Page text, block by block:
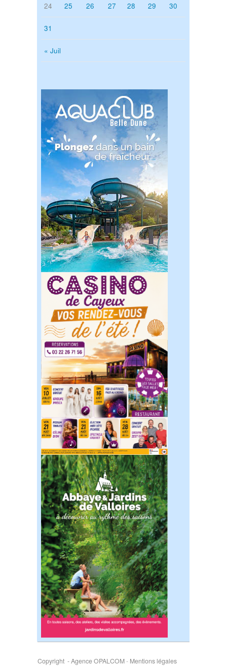
« Juil
24 25 26 27 28 29 30
31
Copyright - Agence OPALCOM- Mentions légales